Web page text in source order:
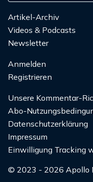
Artikel-Archiv
Videos & Podcasts
Newsletter
Anmelden
Registrieren
Unsere Kommentar-
Abo-
Datenschutzerklärung
Impressum
Einwilligung Tracking
© 2023 - 2026 Apollo